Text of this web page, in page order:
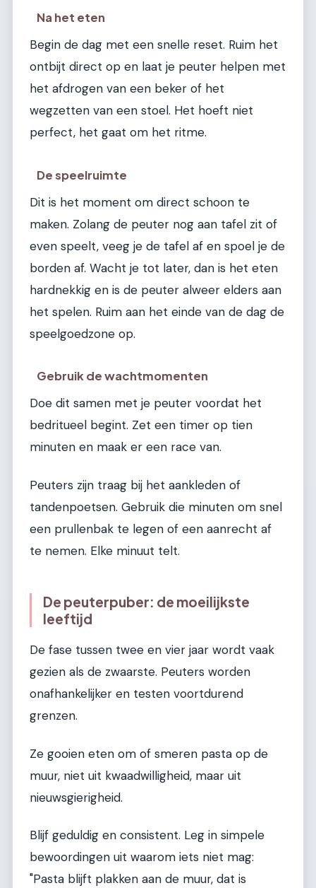
Na het eten
Begin de dag met een snelle reset. Ruim het
ontbijt direct op en laat je peuter helpen met
het afdrogen van een beker of het
wegzetten van een stoel. Het hoeft niet
perfect, het gaat om het ritme.
De speelruimte
Dit is het moment om direct schoon te
maken. Zolang de peuter nog aan tafel zit of
even speelt, veeg je de tafel af en spoel je de
borden af. Wacht je tot later, dan is het eten
hardnekkig en is de peuter alweer elders aan
het spelen. Ruim aan het einde van de dag de
speelgoedzone op.
Gebruik de wachtmomenten
Doe dit samen met je peuter voordat het
bedritueel begint. Zet een timer op tien
minuten en maak er een race van.
Peuters zijn traag bij het aankleden of
tandenpoetsen. Gebruik die minuten om snel
een prullenbak te legen of een aanrecht af
te nemen. Elke minuut telt.
De peuterpuber: de moeilijkste
leeftijd
De fase tussen twee en vier jaar wordt vaak
gezien als de zwaarste. Peuters worden
onafhankelijker en testen voortdurend
grenzen.
Ze gooien eten om of smeren pasta op de
muur, niet uit kwaadwilligheid, maar uit
nieuwsgierigheid.
Blijf geduldig en consistent. Leg in simpele
bewoordingen uit waarom iets niet mag:
"Pasta blijft plakken aan de muur, dat is